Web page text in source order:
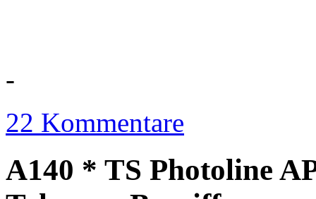
-
22 Kommentare
A140 * TS Photoline